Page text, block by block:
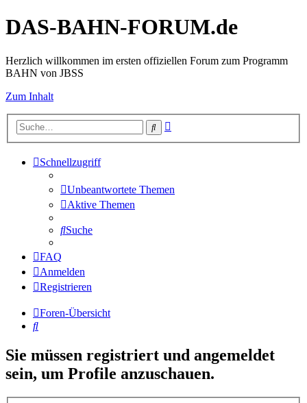
DAS-BAHN-FORUM.de
Herzlich willkommen im ersten offiziellen Forum zum Programm
BAHN von JBSS
Zum Inhalt
Suche
Schnellzugriff
Unbeantwortete Themen
Aktive Themen
Suche
FAQ
Anmelden
Registrieren
Foren-Übersicht
Suche
Sie müssen registriert und angemeldet
sein, um Profile anzuschauen.